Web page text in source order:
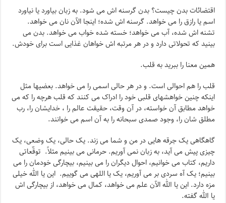
اقتضائات بدن چیست؟ بدن گرسنه اش می شود. به زبان بیاورد یا نیاورد
اسم یا رازق را می خواهد. گرسنه اش شده؛ اینجا الآن نان می خواهد.
تشنه اش شده، آب می خواهد؛ خسته شده خواب می خواهد. بدن می
بینید که تحولاتی دارد و در هر مرتبه اش خواهان غذایی است برای خودش.
همین معنا را ببرید به قلب.
قلب را هم احوالی است. و در هر حالی اسمی را می خواهد. بعضیها مثل
اینکه چنین خواهشهای قلبی خود را ادراک می کنند که قلب هرچه را که می
خواهد مطابق آن خواسته، در آن وقت، حقیقت عالم را ، خدایشان را، رب
مطلق شان را، وجود صمدی سبحانه را به آن اسم می خوانند.
گاهگاهی یک جرقه هایی در من و شما می زند. یک حالی، یک وضعی، یک
چیزی پیش می آید، به زبان نمی آوریم. حرمانی می بینیم مثلاً. توقّعاتی
داریم، کتاب می خوانیم، احوال دیگران را می بینیم، بیچارگی خودمان را می
بینیم؛ یک آه سردی بر می آوریم، یک یا اللهی می گوییم. این یا الله خیلی
مزه دارد. این یا الله الآن علم می خواهد، کمال می خواهد، از بیچارگی اش
یا الله گفته.